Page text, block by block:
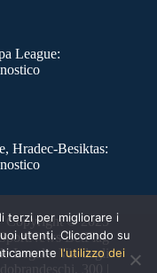
League:
Hradec-Besiktas:
Copyright © 2025
BetFlag
Legale: Via degli
300 |
terzi per migliorare i
utenti. Cliccando su
l'utilizzo dei